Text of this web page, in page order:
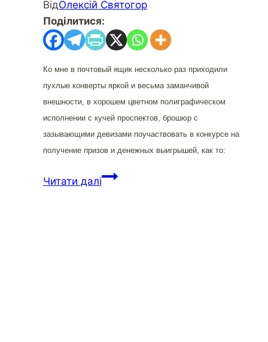
ВідОлексій Святогор
Поділитися:
Ко мне в почтовый ящик несколько раз приходили
пухлые конверты яркой и весьма заманчивой
внешности, в хорошем цветном полиграфическом
исполнении с кучей проспектов, брошюр с
зазывающими девизами поучаствовать в конкурсе на
получение призов и денежных выигрышей, как то:
Читати даліМилиция,